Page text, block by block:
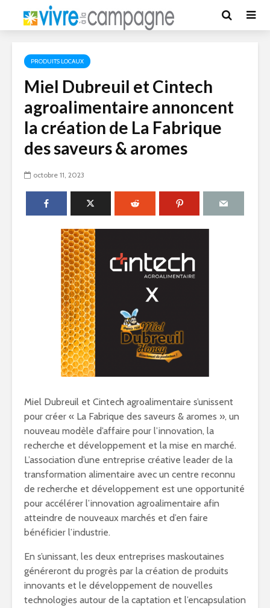
PRODUITS LOCAUX
Miel Dubreuil et Cintech
agroalimentaire annoncent
la création de La Fabrique
des saveurs & aromes
octobre 11, 2023
Miel Dubreuil et Cintech agroalimentaire s’unissent
pour créer « La Fabrique des saveurs & aromes », un
nouveau modèle d’affaire pour l’innovation, la
recherche et développement et la mise en marché.
L’association d’une entreprise créative leader de la
transformation alimentaire avec un centre reconnu
de recherche et développement est une opportunité
pour accélérer l’innovation agroalimentaire afin
atteindre de nouveaux marchés et d’en faire
bénéficier l’industrie.
En s’unissant, les deux entreprises maskoutaines
généreront du progrès par la création de produits
innovants et le développement de nouvelles
technologies autour de la captation et l’encapsulation